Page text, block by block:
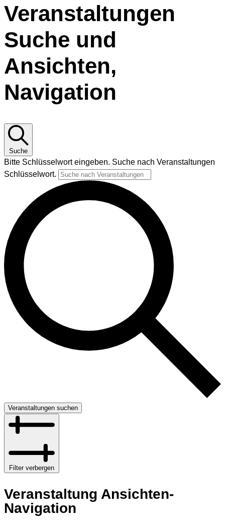
Veranstaltungen
Veranstaltungen
Suche und
Ansichten,
Navigation
Suche
Bitte Schlüsselwort eingeben. Suche nach Veranstaltungen
Schlüsselwort.
Veranstaltungen suchen
Filter verbergen
Veranstaltung Ansichten-
Navigation